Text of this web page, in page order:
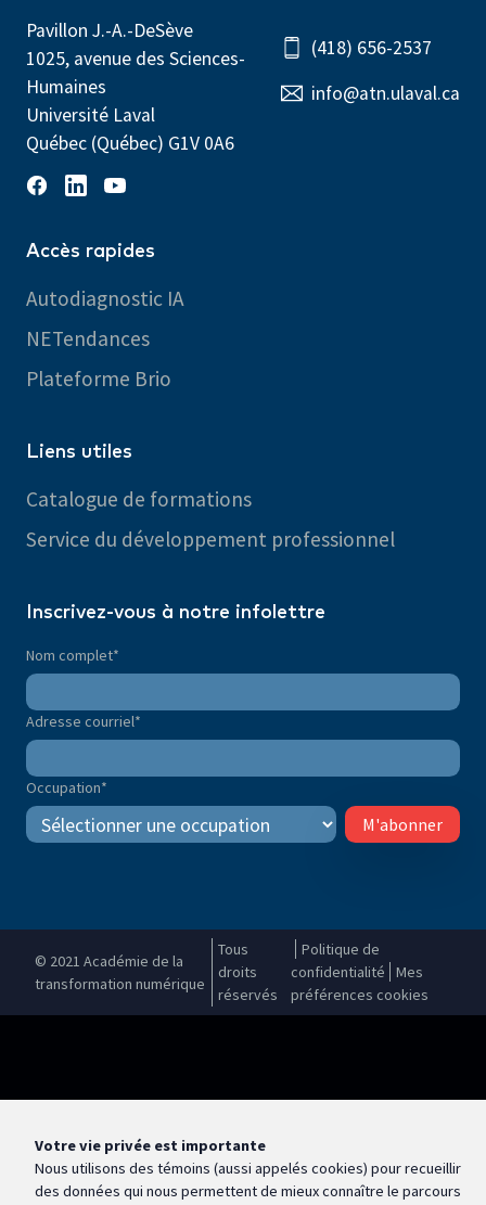
Pavillon J.-A.-DeSève
1025, avenue des Sciences-
Humaines
Université Laval
Québec (Québec) G1V 0A6
(418) 656-2537
info@atn.ulaval.ca
Accès rapides
Autodiagnostic IA
NETendances
Plateforme Brio
Inscrivez-vous à notre infolettre
Nom complet*
Adresse courriel*
Occupation*
M'abonner
Liens utiles
Catalogue de formations
Service du développement professionnel
© 2021 Académie de la
transformation numérique
Tous
droits
réservés
Politique de
confidentialité
Mes
préférences cookies
Votre vie privée est importante
Nous utilisons des témoins (aussi appelés cookies) pour recueillir
des données qui nous permettent de mieux connaître le parcours